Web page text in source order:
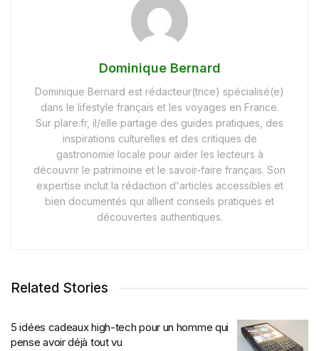
Dominique Bernard
Dominique Bernard est rédacteur(trice) spécialisé(e)
dans le lifestyle français et les voyages en France.
Sur plare.fr, il/elle partage des guides pratiques, des
inspirations culturelles et des critiques de
gastronomie locale pour aider les lecteurs à
découvrir le patrimoine et le savoir-faire français. Son
expertise inclut la rédaction d'articles accessibles et
bien documentés qui allient conseils pratiques et
découvertes authentiques.
Related Stories
5 idées cadeaux high-tech pour un homme qui
pense avoir déjà tout vu